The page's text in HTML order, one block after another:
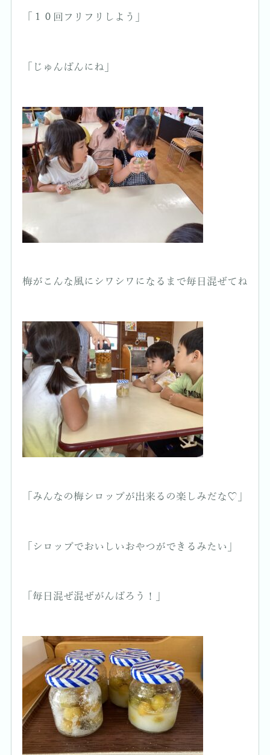
「１０回フリフリしよう」
「じゅんばんにね」
梅がこんな風にシワシワになるまで毎日混ぜてね
「みんなの梅シロップが出来るの楽しみだな♡」
「シロップでおいしいおやつができるみたい」
「毎日混ぜ混ぜがんばろう！」